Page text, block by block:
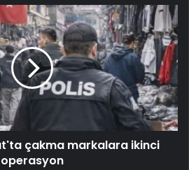
çakma markalara ikinci
operasyon